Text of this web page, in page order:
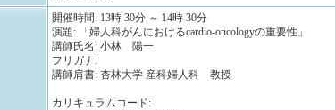
開催時間: 13時 30分 ～ 14時 30分
演題: 「婦人科がんにおけるcardio-oncologyの重要性」
講師氏名: 小林 陽一
フリガナ:
講師肩書: 杏林大学 産科婦人科 教授
カリキュラムコード: